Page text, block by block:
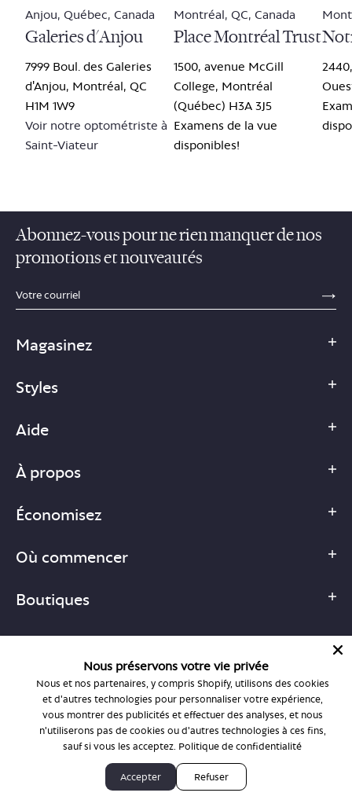
Anjou, Québec, Canada
Galeries d'Anjou
7999 Boul. des Galeries
d'Anjou, Montréal, QC
H1M 1W9
Voir notre optométriste à
Saint-Viateur
Montréal, QC, Canada
Place Montréal Trust
1500, avenue McGill
College, Montréal
(Québec) H3A 3J5
Examens de la vue
disponibles!
Abonnez-vous pour ne rien manquer de nos
promotions et nouveautés
sections.footer.email_field_ada_label
Magasinez
Styles
Aide
À propos
Économisez
Où commencer
Boutiques
1-877-755-6659
support@bonlook.com
© BonLook 2026, exploité par BonLook Optique et BonLook BC.
Dr Frédéric Marchand, optométriste.
Nous préservons votre vie privée
Nous et nos partenaires, y compris Shopify, utilisons des cookies
et d'autres technologies pour personnaliser votre expérience,
vous montrer des publicités et effectuer des analyses, et nous
n'utiliserons pas de cookies ou d'autres technologies à ces fins,
sauf si vous les acceptez. Politique de confidentialité
Accepter Refuser